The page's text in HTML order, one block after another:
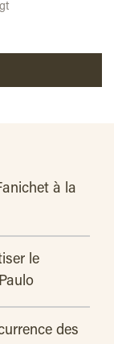
à la
le
des